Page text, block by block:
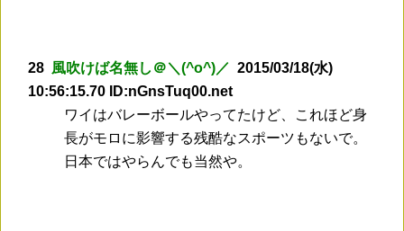
28 風吹けば名無し＠＼(^o^)／ 2015/03/18(水)
10:56:15.70 ID:nGnsTuq00.net
ワイはバレーボールやってたけど、これほど身
長がモロに影響する残酷なスポーツもないで。
日本ではやらんでも当然や。